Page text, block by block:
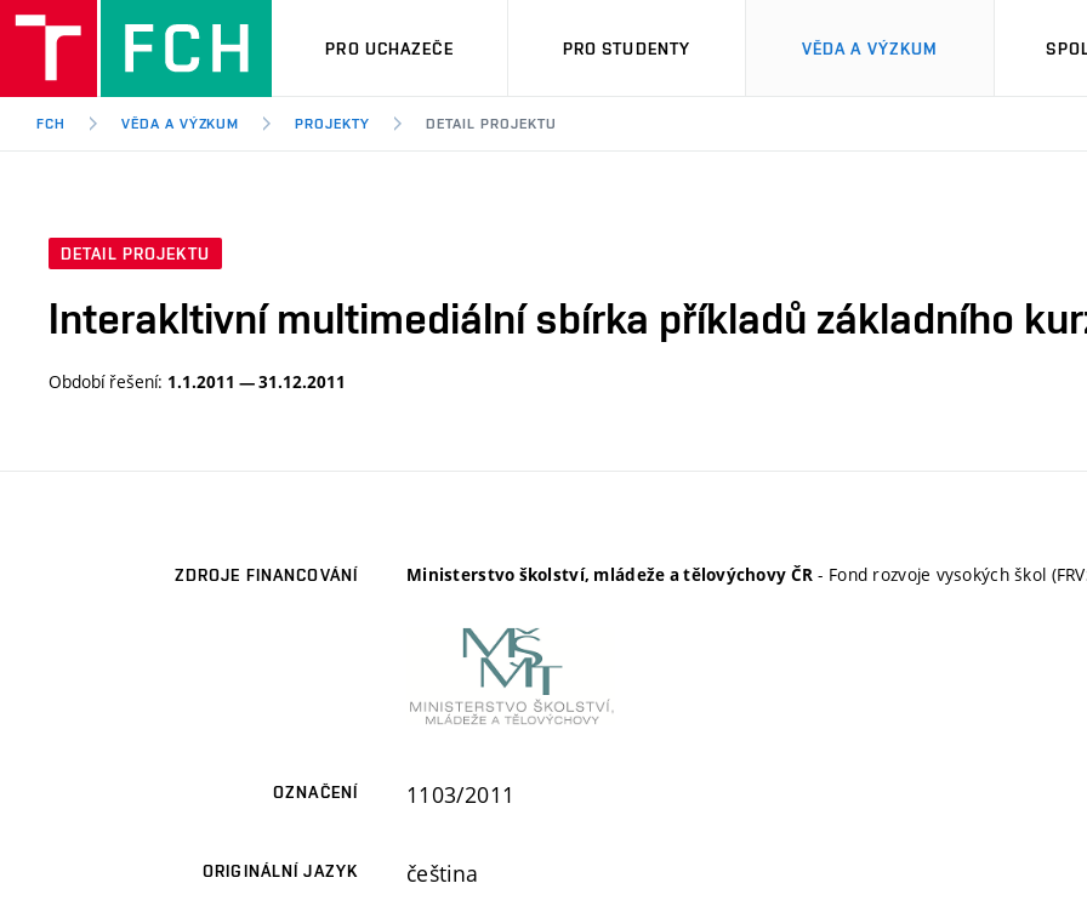
PRO UCHAZEČE PRO STUDENTY VĚDA A VÝZKUM
FCH VĚDA A VÝZKUM PROJEKTY DETAIL PROJEKTU
DETAIL PROJEKTU
Interakltivní multimediální sbírka příkladů základního
Období řešení: 1.1.2011 — 31.12.2011
ZDROJE FINANCOVÁNÍ Ministerstvo školství, mládeže a tělovýchovy ČR - Fond rozvoje vysokých škol
OZNAČENÍ 1103/2011
ORIGINÁLNÍ JAZYK čeština